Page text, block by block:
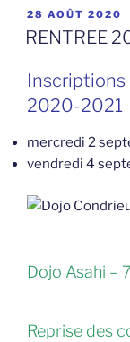
PUBLIÉ
LE
28 AOÛT 2020
RENTREE
2020-2021
mercredi 2
vendredi 4
Dojo Asahi –
Reprise des